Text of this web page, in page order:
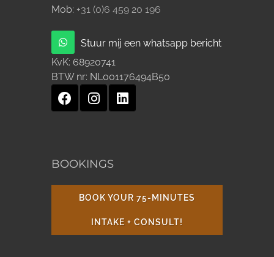
Mob: +31 (0)6 459 20 196
Stuur mij een whatsapp bericht
KvK: 68920741
BTW nr: NL001176494B50
BOOKINGS
BOOK YOUR 75-MINUTES
INTAKE + CONSULT!